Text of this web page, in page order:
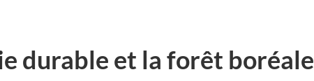
durable et la forêt